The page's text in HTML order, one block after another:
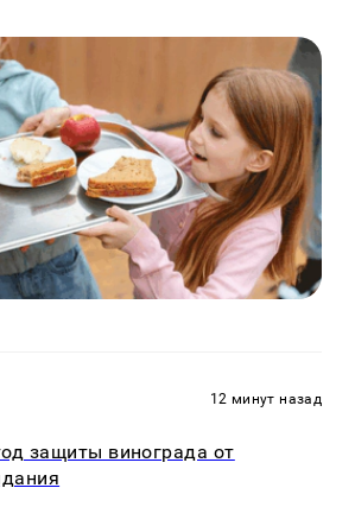
12 минут назад
защиты винограда от